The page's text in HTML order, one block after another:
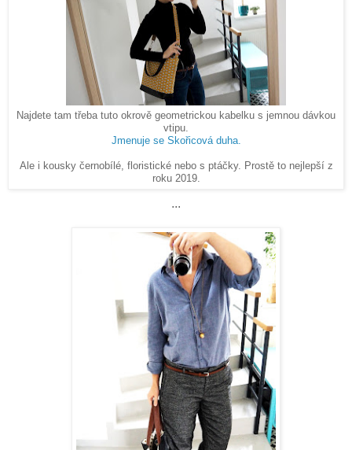
Najdete tam třeba tuto okrově geometrickou kabelku s jemnou dávkou
vtipu.
Jmenuje se Skořicová duha.
Ale i kousky černobílé, floristické nebo s ptáčky. Prostě to nejlepší z
roku 2019.
...